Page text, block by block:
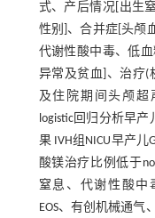
式、产后情况[出生
性别]、合并症[头颅
代谢性酸中毒、低血
异常及贫血]、治疗(
及住院期间头颅超
logistic回归分析早
果 IVH组NICU早产
酸镁治疗比例低于
窒息、代谢性酸中
EOS、有创机械通